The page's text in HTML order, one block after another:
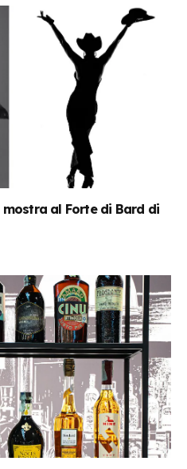
mostra al Forte di Bard di